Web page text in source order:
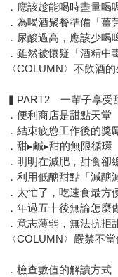
．應該趁能喝時盡量喝
．為喝酒聚餐準備「薑
．尿酸過高，應該少喝
．雖然被懷疑「酒精
〈COLUMN〉不飲酒
▍PART2 一輩子享受
．便利商店是甜點天堂
．結束疲憊工作後的獎
．甜▸鹹▸甜的無限循環
．明明在減肥，甜食卻
．利用低醣甜點「減醣
．太忙了，吃速食最方
．年過五十後無論怎麼
．意志薄弱，無法抗拒
〈COLUMN〉嚴禁不
．檢查數值的解讀方式